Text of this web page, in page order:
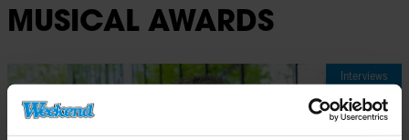
MUSICAL AWARDS
Interviews